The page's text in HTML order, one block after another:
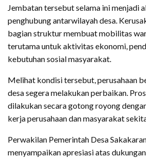
Jembatan tersebut selama ini menjadi
penghubung antarwilayah desa.
bagian struktur membuat mobilitas
terutama untuk aktivitas ekonomi,
kebutuhan sosial masyarakat.
Melihat kondisi tersebut, perusahaan
desa segera melakukan perbaikan.
dilakukan secara gotong royong
kerja perusahaan dan masyarakat
Perwakilan Pemerintah Desa
menyampaikan apresiasi atas